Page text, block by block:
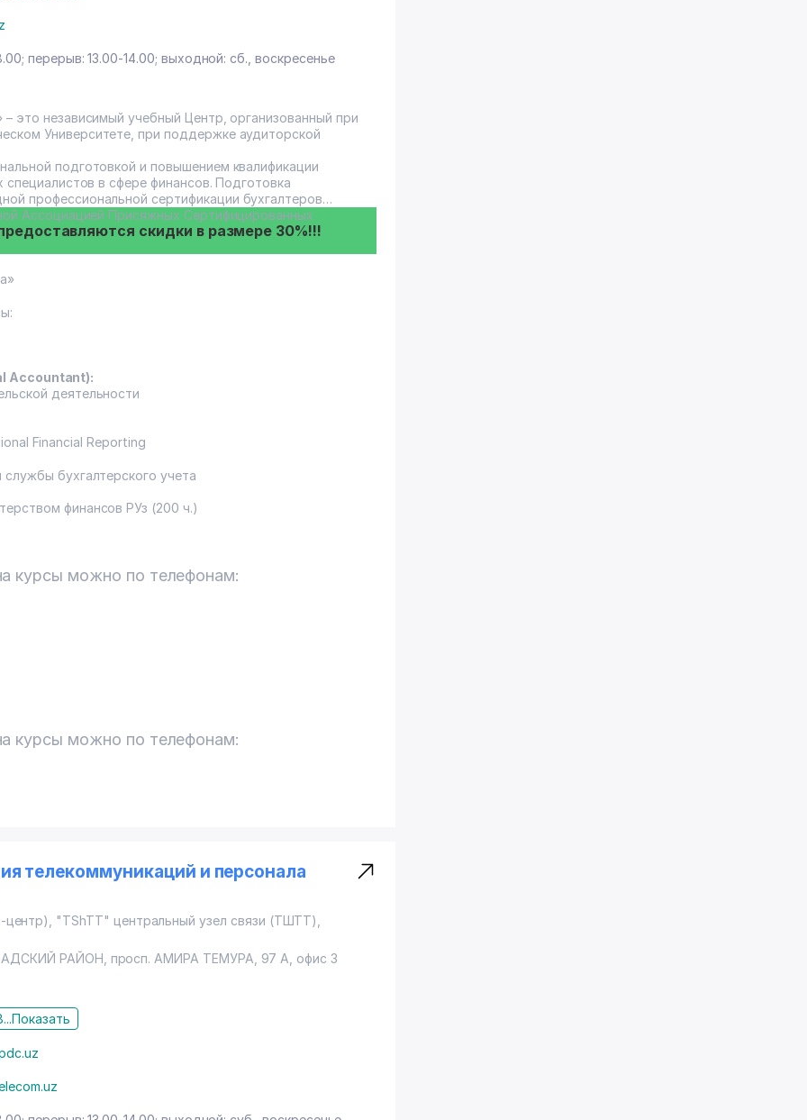
нашей работы. И это подтверждается теми
перерыв: 13.00-14.00; выходной: сб., воскресенье
это независимый учебный Центр, организованный при
Университете, при поддержке аудиторской
подготовкой и повышением квалификации
в сфере финансов. Подготовка
профессиональной сертификации бухгалтеров
Ассоциацией Присяжных Сертифицированных
скидки в размере 30%!!!
деятельности
Accountant):
Financial Reporting
бухгалтерского учета
финансов РУз (200 ч.)
курсы можно по телефонам:
курсы можно по телефонам:
телекоммуникаций и персонала
"TShTT" центральный узел связи (ТШТТ),
РАЙОН просп. АМИРА ТЕМУРА , 97 А, офис 3
Показать